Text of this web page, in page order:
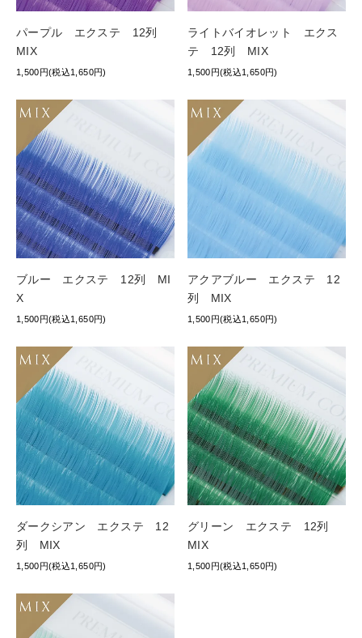
パープル エクステ 12列
MIX
1,500円(税込1,650円)
ライトバイオレット エクス
テ 12列 MIX
1,500円(税込1,650円)
ブルー エクステ 12列 MI
X
1,500円(税込1,650円)
アクアブルー エクステ 12
列 MIX
1,500円(税込1,650円)
ダークシアン エクステ 12
列 MIX
1,500円(税込1,650円)
グリーン エクステ 12列
MIX
1,500円(税込1,650円)